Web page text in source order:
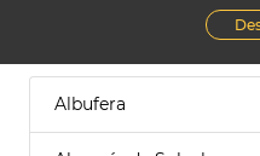
Albufera